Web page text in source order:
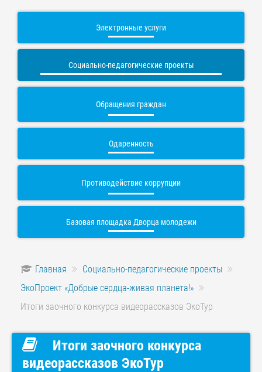
Электронные услуги
Социально-педагогические проекты
Обращения граждан
Одаренность
Противодействие коррупции
Базовая площадка Дворца молодежи
Главная
Социально-педагогические проекты
ЭкоПроект «Добрые сердца-живая планета!»
Итоги заочного конкурса видеорассказов ЭкоТур
Итоги заочного конкурса
видеорассказов ЭкоТур